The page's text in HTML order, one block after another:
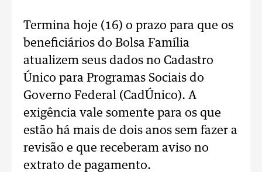
Termina hoje (16) o prazo para que os
beneficiários do Bolsa Família
atualizem seus dados no Cadastro
Único para Programas Sociais do
Governo Federal (CadÚnico). A
exigência vale somente para os que
estão há mais de dois anos sem fazer a
revisão e que receberam aviso no
extrato de pagamento.